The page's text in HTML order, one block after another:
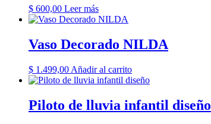
$ 600,00 Leer más
Vaso Decorado NILDA
$ 1.499,00 Añadir al carrito
Piloto de lluvia infantil diseño